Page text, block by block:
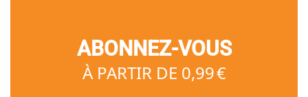
ABONNEZ-VOUS
À PARTIR DE 0,99 €